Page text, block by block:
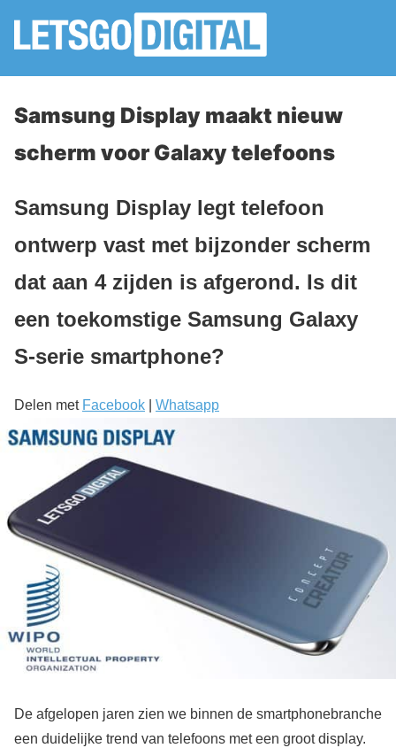
Samsung Display maakt nieuw
scherm voor Galaxy telefoons
Samsung Display legt telefoon
ontwerp vast met bijzonder scherm
dat aan 4 zijden is afgerond. Is dit
een toekomstige Samsung Galaxy
S-serie smartphone?
Delen met Facebook Whatsapp
De afgelopen jaren zien we binnen de smartphonebranche
een duidelijke trend van telefoons met een groot display.